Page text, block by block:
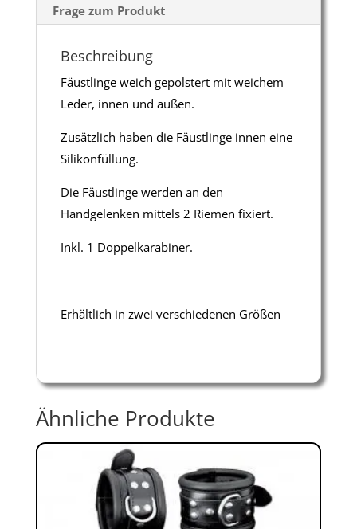
Frage zum Produkt
Beschreibung
Fäustlinge weich gepolstert mit weichem
Leder, innen und außen.
Zusätzlich haben die Fäustlinge innen eine
Silikonfüllung.
Die Fäustlinge werden an den
Handgelenken mittels 2 Riemen fixiert.
Inkl. 1 Doppelkarabiner.
Erhältlich in zwei verschiedenen Größen
Ähnliche Produkte